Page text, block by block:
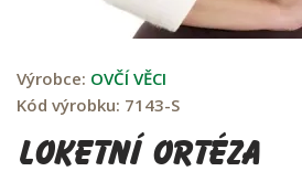
Výrobce: OVČÍ VĚCI
Kód výrobku: 7143-S
Loketní ortéza